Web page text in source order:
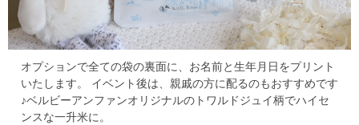
オプションで全ての袋の裏面に、お名前と生年月日をプリント
いたします。
イベント後は、親戚の方に配るのもおすすめです
♪ベルビーアンファンオリジナルのトワルドジュイ柄でハイセ
ンスな一升米に。